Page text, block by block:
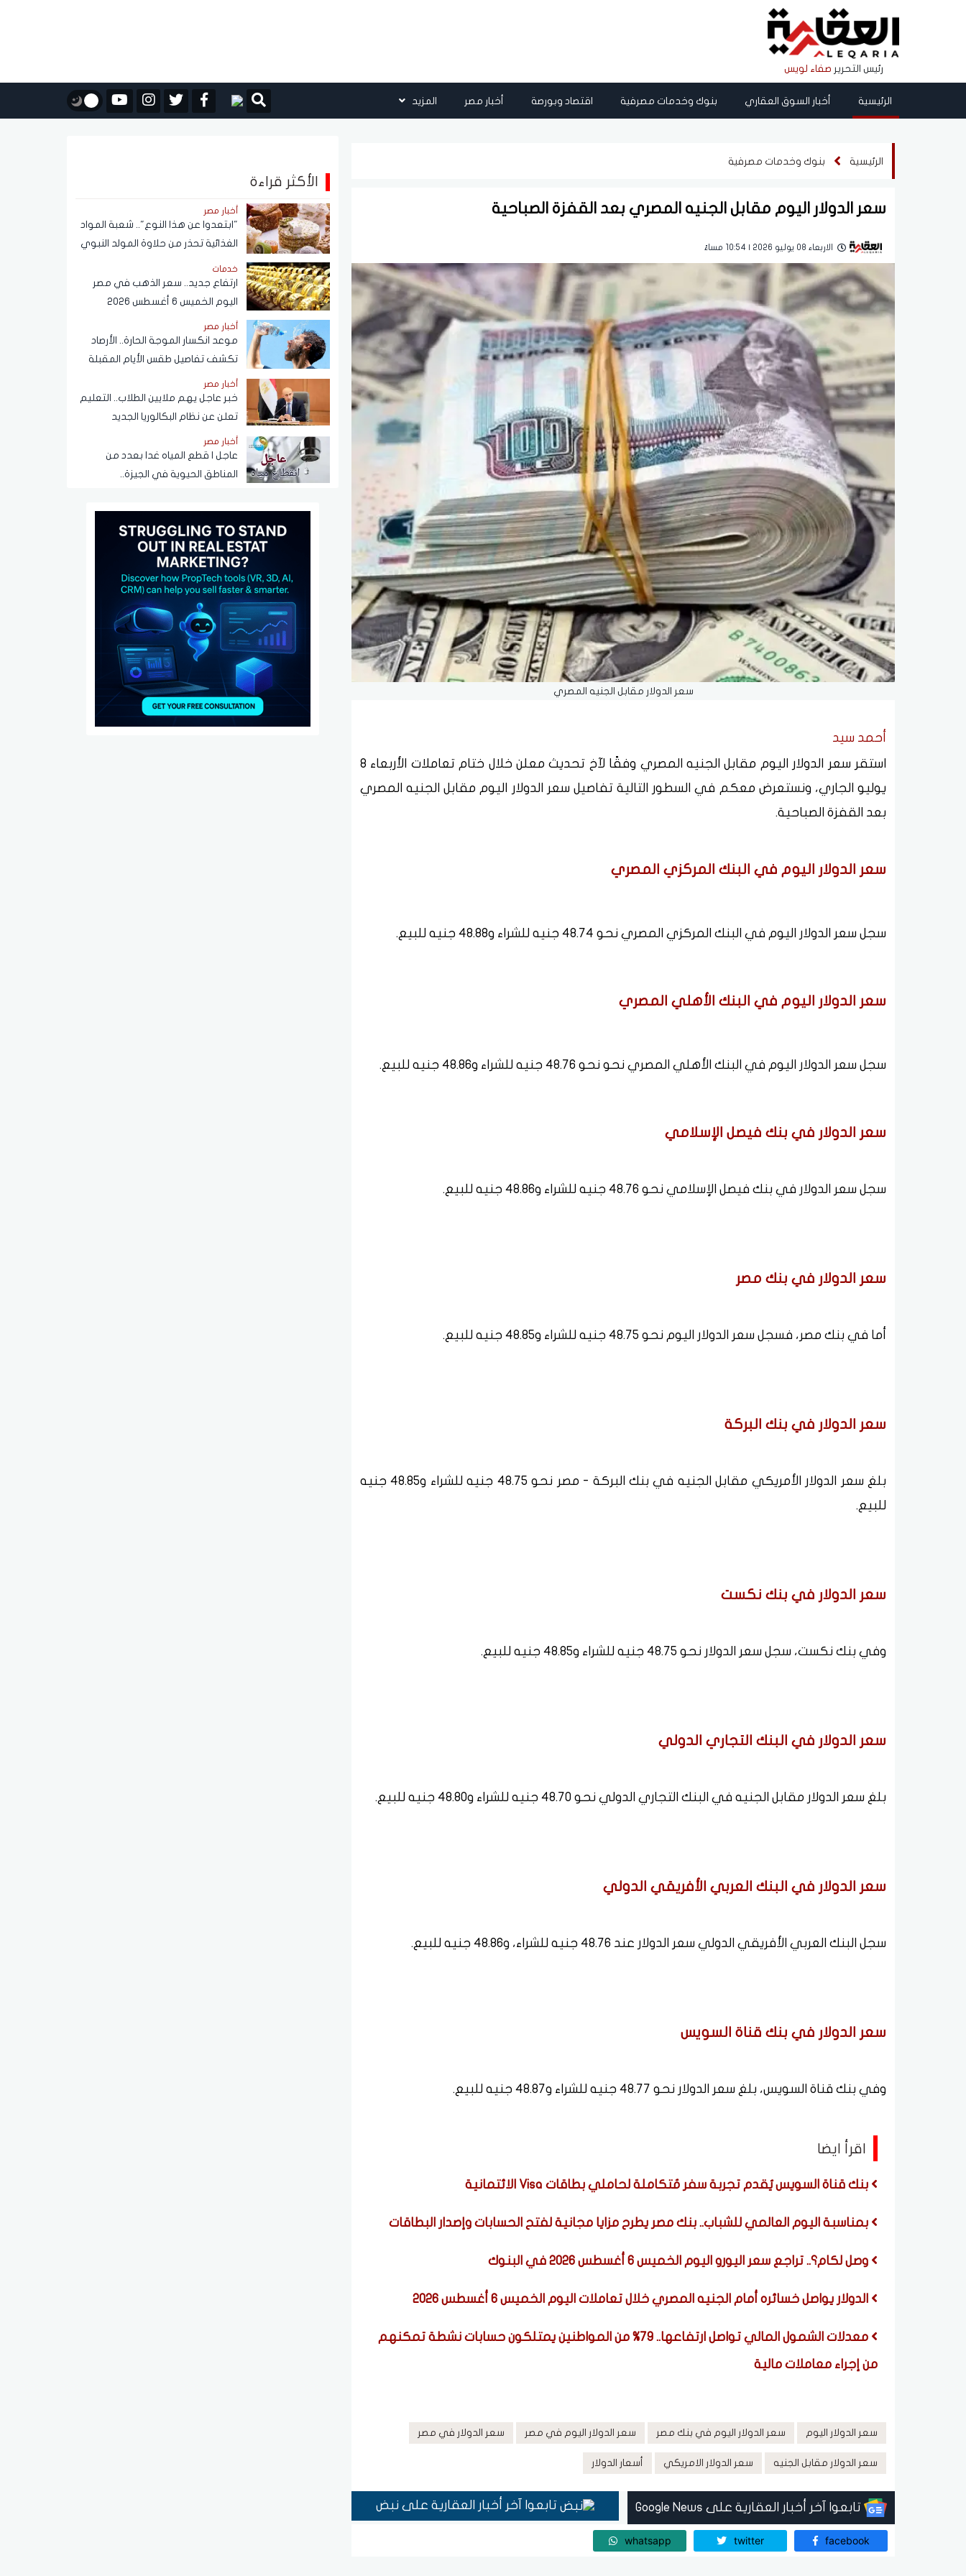
رئيس التحرير صفاء لويس
الرئيسية أخبار السوق العقاري بنوك وخدمات مصرفية اقتصاد وبورصة أخبار مصر المزيد
الرئيسية بنوك وخدمات مصرفية
سعر الدولار اليوم مقابل الجنيه المصري بعد القفزة الصباحية
الاربعاء 08 يوليو 2026 | 10:54 مساءً
سعر الدولار مقابل الجنيه المصري
أحمد سيد
استقر سعر الدولار اليوم مقابل الجنيه المصري وفقًا لآخ تحديث معلن خلال ختام تعاملات الأربعاء 8
يوليو الجاري، ونستعرض معكم في السطور التالية تفاصيل سعر الدولار اليوم مقابل الجنيه المصري
بعد القفزة الصباحية.
سعر الدولار اليوم في البنك المركزي المصري
سجل سعر الدولار اليوم في البنك المركزي المصري نحو 48.74 جنيه للشراء و48.88 جنيه للبيع.
سعر الدولار اليوم في البنك الأهلي المصري
سجل سعر الدولار اليوم في البنك الأهلي المصري نحو نحو 48.76 جنيه للشراء و48.86 جنيه للبيع.
سعر الدولار في بنك فيصل الإسلامي
سجل سعر الدولار في بنك فيصل الإسلامي نحو 48.76 جنيه للشراء و48.86 جنيه للبيع.
سعر الدولار في بنك مصر
أما في بنك مصر، فسجل سعر الدولار اليوم نحو 48.75 جنيه للشراء و48.85 جنيه للبيع.
سعر الدولار في بنك البركة
بلغ سعر الدولار الأمريكي مقابل الجنيه في بنك البركة - مصر نحو 48.75 جنيه للشراء و48.85 جنيه
للبيع.
سعر الدولار في بنك نكست
وفي بنك نكست، سجل سعر الدولار نحو 48.75 جنيه للشراء و48.85 جنيه للبيع.
سعر الدولار في البنك التجاري الدولي
بلغ سعر الدولار مقابل الجنيه في البنك التجاري الدولي نحو 48.70 جنيه للشراء و48.80 جنيه للبيع.
سعر الدولار في البنك العربي الأفريقي الدولي
سجل البنك العربي الأفريقي الدولي سعر الدولار عند 48.76 جنيه للشراء، و48.86 جنيه للبيع.
سعر الدولار في بنك قناة السويس
وفي بنك قناة السويس، بلغ سعر الدولار نحو 48.77 جنيه للشراء و48.87 جنيه للبيع.
اقرأ ايضا
بنك قناة السويس يُقدم تجربة سفر مُتكاملة لحاملي بطاقات Visa الائتمانية
بمناسبة اليوم العالمي للشباب.. بنك مصر يطرح مزايا مجانية لفتح الحسابات وإصدار البطاقات
وصل لكام؟.. تراجع سعر اليورو اليوم الخميس 6 أغسطس 2026 في البنوك
الدولار يواصل خسائره أمام الجنيه المصري خلال تعاملات اليوم الخميس 6 أغسطس 2026
معدلات الشمول المالي تواصل ارتفاعها.. 79% من المواطنين يمتلكون حسابات نشطة تمكنهم
من إجراء معاملات مالية
سعر الدولار اليوم سعر الدولار اليوم في بنك مصر سعر الدولار اليوم في مصر سعر الدولار في مصر
سعر الدولار مقابل الجنيه سعر الدولار الامريكي أسعار الدولار
تابعوا آخر أخبار العقارية على Google News تابعوا آخر أخبار العقارية على نبض
facebook
twitter
whatsapp
الأكثر قراءة
أخبار مصر
"ابتعدوا عن هذا النوع".. شعبة المواد
الغذائية تحذر من حلاوة المولد النبوي
خدمات
ارتفاع جديد.. سعر الذهب في مصر
اليوم الخميس 6 أغسطس 2026
أخبار مصر
موعد انكسار الموجة الحارة.. الأرصاد
تكشف تفاصيل طقس الأيام المقبلة
أخبار مصر
خبر عاجل يهم ملايين الطلاب.. التعليم
تعلن عن نظام البكالوريا الجديد
أخبار مصر
عاجل | قطع المياه غدا بعدد من
المناطق الحيوية في الجيزة..
احتياجاتهم